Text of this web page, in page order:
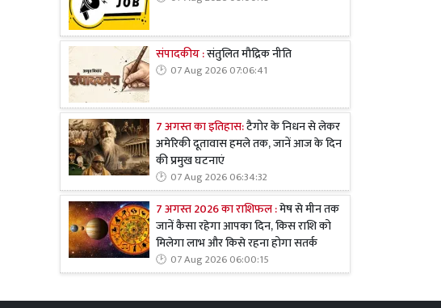
संपादकीय :संतुलित मौद्रिक नीति
07 Aug 2026 07:06:41
7 अगस्त का इतिहास:टैगोर के निधन से लेकर
अमेरिकी दूतावास हमले तक, जानें आज के दिन
की प्रमुख घटनाएं
07 Aug 2026 06:34:32
7 अगस्त 2026 का राशिफल :मेष से मीन तक
जानें कैसा रहेगा आपका दिन, किस राशि को
मिलेगा लाभ और किसे रहना होगा सतर्क
07 Aug 2026 06:00:15